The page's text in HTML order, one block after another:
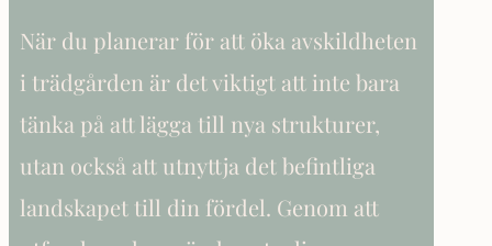
När du planerar för att öka avskildheten
i trädgården är det viktigt att inte bara
tänka på att lägga till nya strukturer,
utan också att utnyttja det befintliga
landskapet till din fördel. Genom att